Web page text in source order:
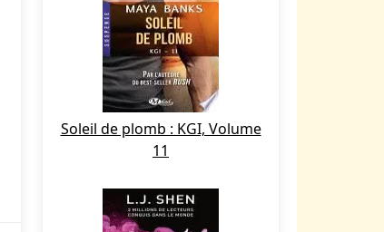
Soleil de plomb : KGI, Volume
11